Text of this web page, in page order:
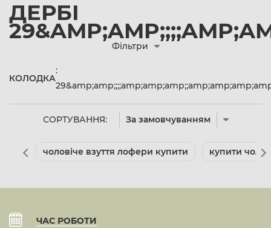
ДЕРБІ
СОРТУВАННЯ: За замовчуванням
Фільтри
КОЛОДКА
:
чоловіче взуття лофери купити купити
ЧАС РОБОТИ